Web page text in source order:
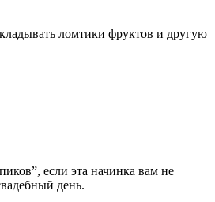
ломтики фруктов и другую
если эта начинка вам не
день.